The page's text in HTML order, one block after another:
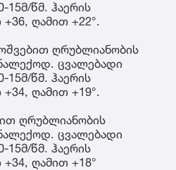
15მ/წმ. ჰაერის
ღამით +22°.
ღრუბლიანობის
ცვალებადი
15მ/წმ. ჰაერის
ღამით +19°.
ღრუბლიანობის
ცვალებადი
15მ/წმ. ჰაერის
ღამით +18°